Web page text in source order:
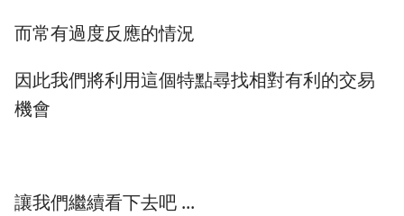
而常有過度反應的情況
因此我們將利用這個特點尋找相對有利的交易
機會
讓我們繼續看下去吧 ...